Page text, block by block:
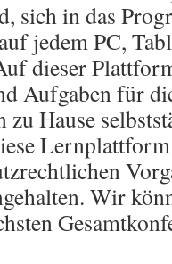
sich in das
jedem PC,
dieser
Aufgaben für
zu Hause
Wir